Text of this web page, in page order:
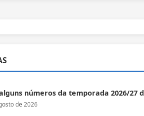
números da temporada 2026/27
de 2026